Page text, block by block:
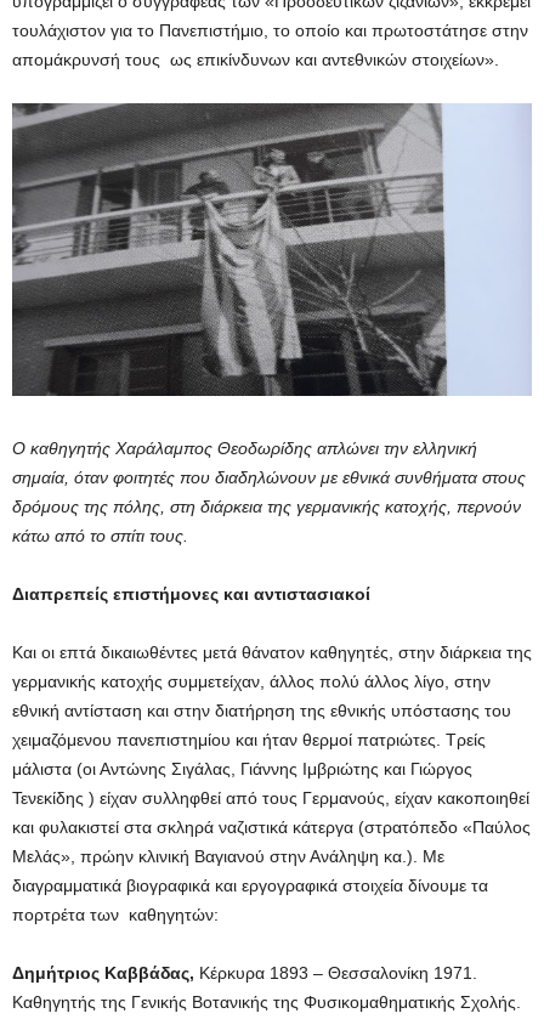
τουλάχιστον για το Πανεπιστήμιο, το οποίο και πρωτοστάτησε στην
απομάκρυνσή τους ως επικίνδυνων και αντεθνικών στοιχείων».
Ο καθηγητής Χαράλαμπος Θεοδωρίδης απλώνει την ελληνική
σημαία, όταν φοιτητές που διαδηλώνουν με εθνικά συνθήματα στους
δρόμους της πόλης, στη διάρκεια της γερμανικής κατοχής, περνούν
κάτω από το σπίτι τους.
Διαπρεπείς επιστήμονες και αντιστασιακοί
Και οι επτά δικαιωθέντες μετά θάνατον καθηγητές, στην διάρκεια της
γερμανικής κατοχής συμμετείχαν, άλλος πολύ άλλος λίγο, στην
εθνική αντίσταση και στην διατήρηση της εθνικής υπόστασης του
χειμαζόμενου πανεπιστημίου και ήταν θερμοί πατριώτες. Τρείς
μάλιστα (οι Αντώνης Σιγάλας, Γιάννης Ιμβριώτης και Γιώργος
Τενεκίδης ) είχαν συλληφθεί από τους Γερμανούς, είχαν κακοποιηθεί
και φυλακιστεί στα σκληρά ναζιστικά κάτεργα (στρατόπεδο «Παύλος
Μελάς», πρώην κλινική Βαγιανού στην Ανάληψη κα.). Με
διαγραμματικά βιογραφικά και εργογραφικά στοιχεία δίνουμε τα
πορτρέτα των καθηγητών:
Δημήτριος Καββάδας, Κέρκυρα 1893 – Θεσσαλονίκη 1971.
Καθηγητής της Γενικής Βοτανικής της Φυσικομαθηματικής Σχολής.